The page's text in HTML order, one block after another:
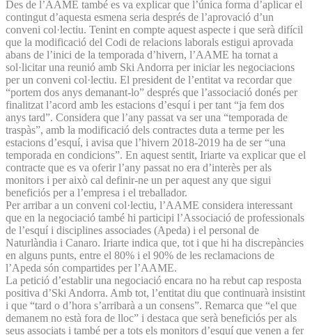
Des de l’AAME també es va explicar que l’única forma d’aplicar el
contingut d’aquesta esmena seria després de l’aprovació d’un
conveni col·lectiu. Tenint en compte aquest aspecte i que serà difícil
que la modificació del Codi de relacions laborals estigui aprovada
abans de l’inici de la temporada d’hivern, l’AAME ha tornat a
sol·licitar una reunió amb Ski Andorra per iniciar les negociacions
per un conveni col·lectiu. El president de l’entitat va recordar que
“portem dos anys demanant-lo” després que l’associació donés per
finalitzat l’acord amb les estacions d’esquí i per tant “ja fem dos
anys tard”. Considera que l’any passat va ser una “temporada de
traspàs”, amb la modificació dels contractes duta a terme per les
estacions d’esquí, i avisa que l’hivern 2018-2019 ha de ser “una
temporada en condicions”. En aquest sentit, Iriarte va explicar que el
contracte que es va oferir l’any passat no era d’interès per als
monitors i per això cal definir-ne un per aquest any que sigui
beneficiós per a l’empresa i el treballador.
Per arribar a un conveni col·lectiu, l’AAME considera interessant
que en la negociació també hi participi l’Associació de professionals
de l’esquí i disciplines associades (Apeda) i el personal de
Naturlàndia i Canaro. Iriarte indica que, tot i que hi ha discrepàncies
en alguns punts, entre el 80% i el 90% de les reclamacions de
l’Apeda són compartides per l’AAME.
La petició d’establir una negociació encara no ha rebut cap resposta
positiva d’Ski Andorra. Amb tot, l’entitat diu que continuarà insistint
i que “tard o d’hora s’arribarà a un consens”. Remarca que “el que
demanem no està fora de lloc” i destaca que serà beneficiós per als
seus associats i també per a tots els monitors d’esquí que venen a fer